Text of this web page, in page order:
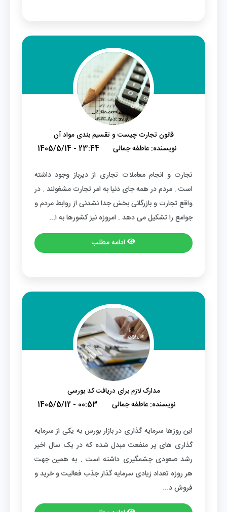
قانون تجارت چیست و تقسیم بندی مواد آن
1405/5/14 - 23:44 نویسنده:عاطفه جمالی
تجارت و انجام معاملات تجاری از دیرباز وجود داشته
است . مردم در همه جای دنیا به امر تجارت مشغولند . در
واقع تجارت و بازرگانی بخش جدا نشدنی از روابط مردم و
جوامع را تشکیل می دهد . امروزه نیز کشورها به ا...
ادامه مطلب
مدارک لازم برای دریافت کد بورسی
1405/5/12 - 00:53 نویسنده:عاطفه جمالی
این روزها سرمایه گذاری در بازار بورس به یکی از سرمایه
گذاری های پر منفعت مبدل شده که در یک سال اخیر
رشد صعودی چشمگیری داشته است . به همین جهت
هر روزه تعداد زیادی سرمایه گذار جذب فعالیت و خرید و
فروش د...